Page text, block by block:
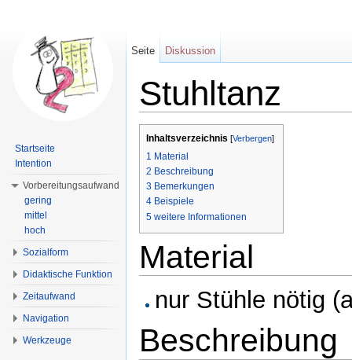
Stuhltanz
Inhaltsverzeichnis [Verbergen]
1 Material
2 Beschreibung
3 Bemerkungen
4 Beispiele
5 weitere Informationen
Material
nur Stühle nötig
Beschreibung
Seite Diskussion
Startseite
Intention
Vorbereitungsaufwand
gering
mittel
hoch
Sozialform
Didaktische Funktion
Zeitaufwand
Navigation
Werkzeuge